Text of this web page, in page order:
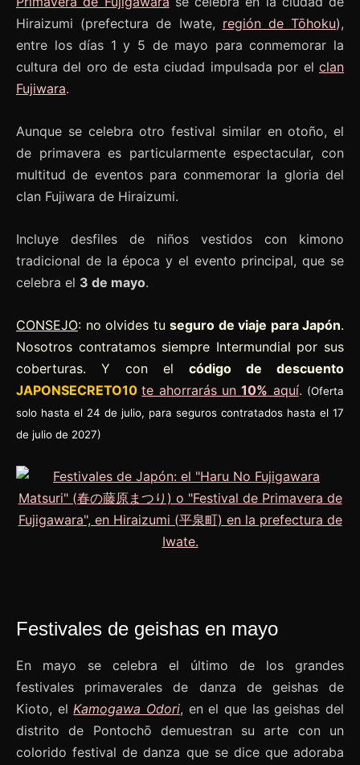
Hiraizumi (prefectura de Iwate, región de Tōhoku),
entre los días 1 y 5 de mayo para conmemorar la
cultura del oro de esta ciudad impulsada por el clan
Fujiwara.
Aunque se celebra otro festival similar en otoño, el
de primavera es particularmente espectacular, con
multitud de eventos para conmemorar la gloria del
clan Fujiwara de Hiraizumi.
Incluye desfiles de niños vestidos con kimono
tradicional de la época y el evento principal, que se
celebra el 3 de mayo.
CONSEJO: no olvides tu seguro de viaje para Japón.
Nosotros contratamos siempre Intermundial por sus
coberturas. Y con el código de descuento
JAPONSECRETO10 te ahorrarás un10% aquí. (Oferta
solo hasta el 24 de julio, para seguros contratados hasta el 17
de julio de 2027)
Festivales de geishas en mayo
En mayo se celebra el último de los grandes
festivales primaverales de danza de geishas de
Kioto, elKamogawa Odori, en el que las geishas del
distrito de Pontochō demuestran su arte con un
colorido festival de danza que se dice que adoraba